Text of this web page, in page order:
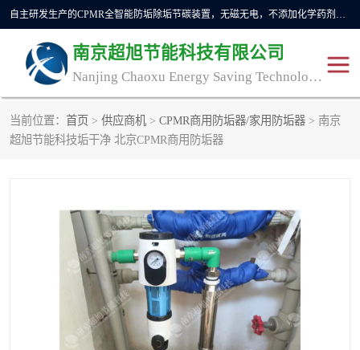
自主研发生产的CPMR全智能防垢除垢节碳装置，无磁无电，不添加化学药剂，*了国内纯物理除垢技术领域空白，其性能处于国际领先水平。广泛应用于石油炼化、钢铁冶炼、电力、煤矿、化工、供暖、压铸、汽车制造、涉水家电等行业。
南京超旭节能科技有限公司
Nanjing Chaoxu Energy Saving Technology Co., Ltd
当前位置： 首页 > 供应商机 > CPMR商用防垢器/家用防垢器 > 南京
超旭节能科技垢干净 北京CPMR商用防垢器
CPMR CPMR全智能防垢除垢节
防垢除垢 防蜡除蜡
锅炉除垢
CPMR商用防垢器/家用防
垢器
清碳燃油催化器